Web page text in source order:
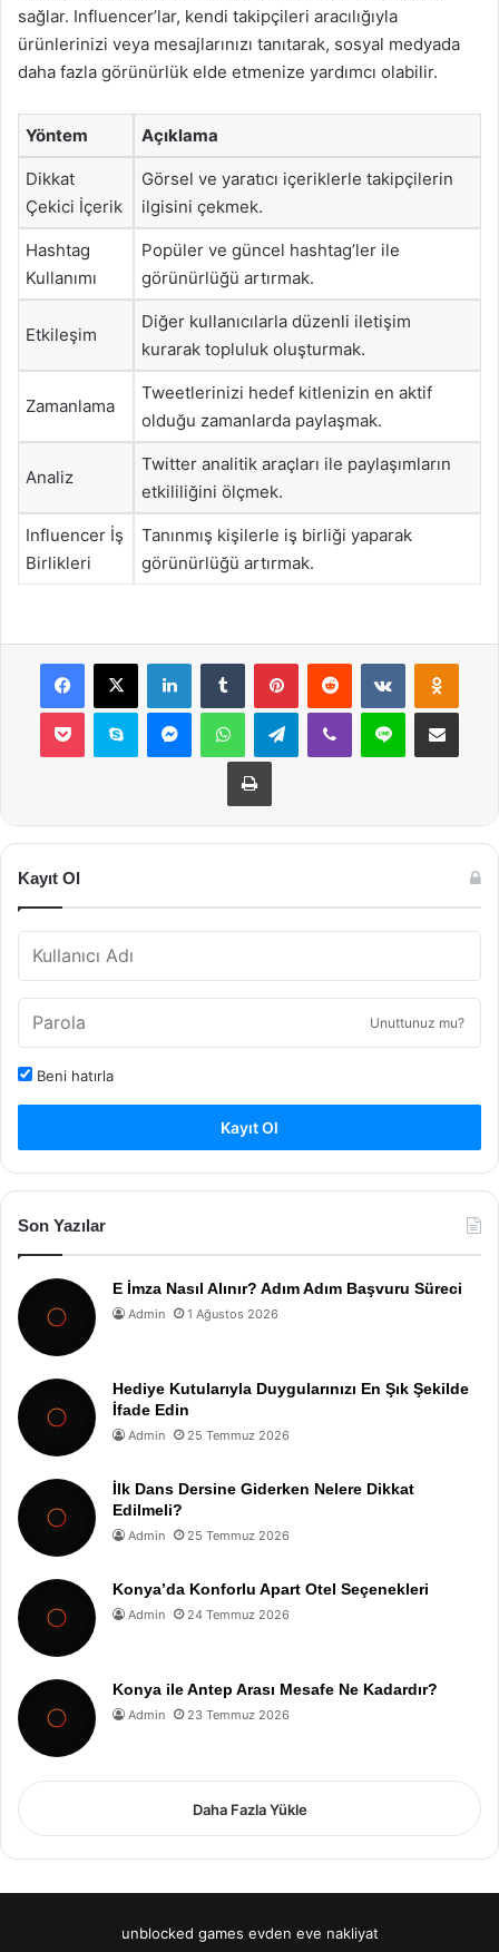
sağlar. Influencer’lar, kendi takipçileri aracılığıyla
ürünlerinizi veya mesajlarınızı tanıtarak, sosyal medyada
daha fazla görünürlük elde etmenize yardımcı olabilir.
Yöntem Açıklama
Dikkat
Çekici İçerik
Görsel ve yaratıcı içeriklerle takipçilerin
ilgisini çekmek.
Hashtag
Kullanımı
Popüler ve güncel hashtag’ler ile
görünürlüğü artırmak.
Etkileşim
Diğer kullanıcılarla düzenli iletişim
kurarak topluluk oluşturmak.
Zamanlama
Tweetlerinizi hedef kitlenizin en aktif
olduğu zamanlarda paylaşmak.
Analiz
Twitter analitik araçları ile paylaşımların
etkililiğini ölçmek.
Influencer İş
Birlikleri
Tanınmış kişilerle iş birliği yaparak
görünürlüğü artırmak.
Facebook
X LinkedInTumblr PinterestReddit VKontakte
Pocket Skype MessengerWhatsAppTelegramViber Line E-Posta ile
Yazdır
Kayıt Ol
Unuttunuz mu?
Beni hatırla
Kayıt Ol
Son Yazılar
E İmza Nasıl Alınır? Adım Adım Başvuru Süreci
Admin 1 Ağustos 2026
Hediye Kutularıyla Duygularınızı En Şık Şekilde
İfade Edin
Admin 25 Temmuz 2026
İlk Dans Dersine Giderken Nelere Dikkat
Edilmeli?
Admin 25 Temmuz 2026
Konya’da Konforlu Apart Otel Seçenekleri
Admin 24 Temmuz 2026
Konya ile Antep Arası Mesafe Ne Kadardır?
Admin 23 Temmuz 2026
Daha Fazla Yükle
unblocked games evden eve nakliyat